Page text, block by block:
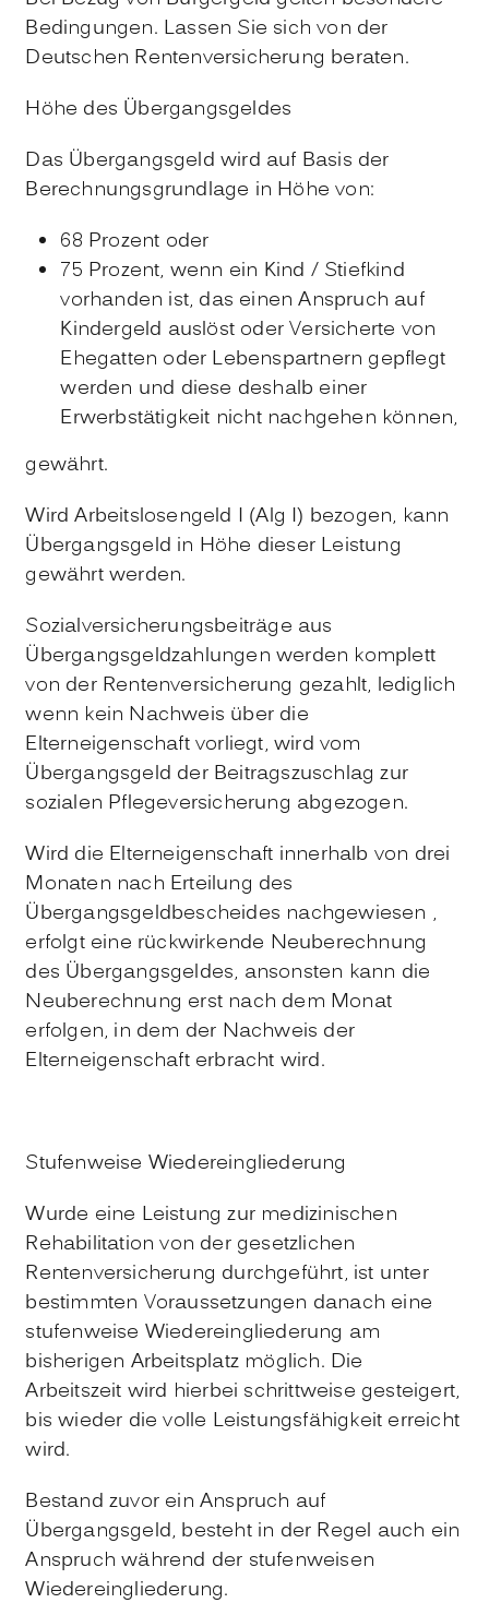
Bedingungen. Lassen Sie sich von der
Deutschen Rentenversicherung beraten.
Höhe des Übergangsgeldes
Das Übergangsgeld wird auf Basis der
Berechnungsgrundlage in Höhe von:
68 Prozent oder
75 Prozent, wenn ein Kind / Stiefkind
vorhanden ist, das einen Anspruch auf
Kindergeld auslöst oder Versicherte von
Ehegatten oder Lebenspartnern gepflegt
werden und diese deshalb einer
Erwerbstätigkeit nicht nachgehen können,
gewährt.
Wird Arbeitslosengeld I (Alg I) bezogen, kann
Übergangsgeld in Höhe dieser Leistung
gewährt werden.
Sozialversicherungsbeiträge aus
Übergangsgeldzahlungen werden komplett
von der Rentenversicherung gezahlt, lediglich
wenn kein Nachweis über die
Elterneigenschaft vorliegt, wird vom
Übergangsgeld der Beitragszuschlag zur
sozialen Pflegeversicherung abgezogen.
Wird die Elterneigenschaft innerhalb von drei
Monaten nach Erteilung des
Übergangsgeldbescheides nachgewiesen ,
erfolgt eine rückwirkende Neuberechnung
des Übergangsgeldes, ansonsten kann die
Neuberechnung erst nach dem Monat
erfolgen, in dem der Nachweis der
Elterneigenschaft erbracht wird.
Stufenweise Wiedereingliederung
Wurde eine Leistung zur medizinischen
Rehabilitation von der gesetzlichen
Rentenversicherung durchgeführt, ist unter
bestimmten Voraussetzungen danach eine
stufenweise Wiedereingliederung am
bisherigen Arbeitsplatz möglich. Die
Arbeitszeit wird hierbei schrittweise gesteigert,
bis wieder die volle Leistungsfähigkeit erreicht
wird.
Bestand zuvor ein Anspruch auf
Übergangsgeld, besteht in der Regel auch ein
Anspruch während der stufenweisen
Wiedereingliederung.